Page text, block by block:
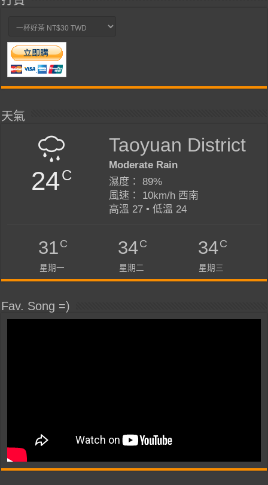
天氣
24C
Taoyuan District
Moderate Rain
濕度： 89%
風速： 10km/h 西南
高溫 27 • 低溫 24
31C
星期一
34C
星期二
34C
星期三
Fav. Song =)